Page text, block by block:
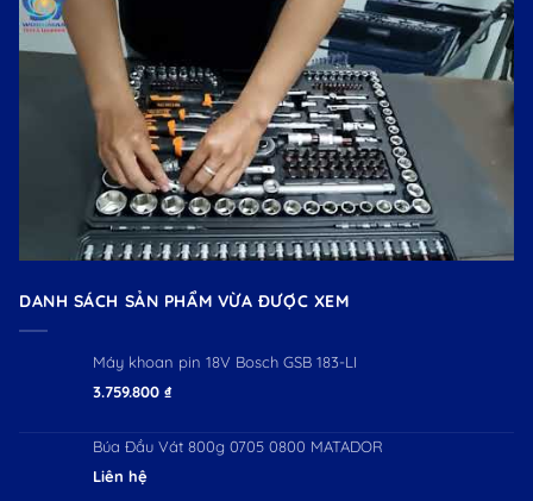
DANH SÁCH SẢN PHẨM VỪA ĐƯỢC XEM
Máy khoan pin 18V Bosch GSB 183-LI
3.759.800 ₫
Búa Đầu Vát 800g 0705 0800 MATADOR
Liên hệ